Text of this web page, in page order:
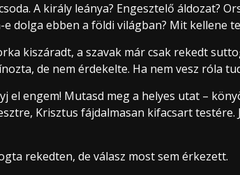
A király leánya? Engesztelő áldozat?
e dolga ebben a földi világban? Mit kellene
kiszáradt, a szavak már csak rekedt
de nem érdekelte. Ha nem vesz róla
el engem! Mutasd meg a helyes utat –
Krisztus fájdalmasan kifacsart testére.
rekedten, de válasz most sem érkezett.